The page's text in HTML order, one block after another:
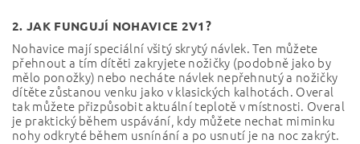
2. JAK FUNGUJÍ NOHAVICE 2V1?
Nohavice mají speciální všitý skrytý návlek. Ten můžete
přehnout a tím dítěti zakryjete nožičky (podobně jako by
mělo ponožky) nebo necháte návlek nepřehnutý a nožičky
dítěte zůstanou venku jako v klasických kalhotách. Overal
tak můžete přizpůsobit aktuální teplotě v místnosti. Overal
je praktický během uspávání, kdy můžete nechat miminku
nohy odkryté během usnínání a po usnutí je na noc zakrýt.